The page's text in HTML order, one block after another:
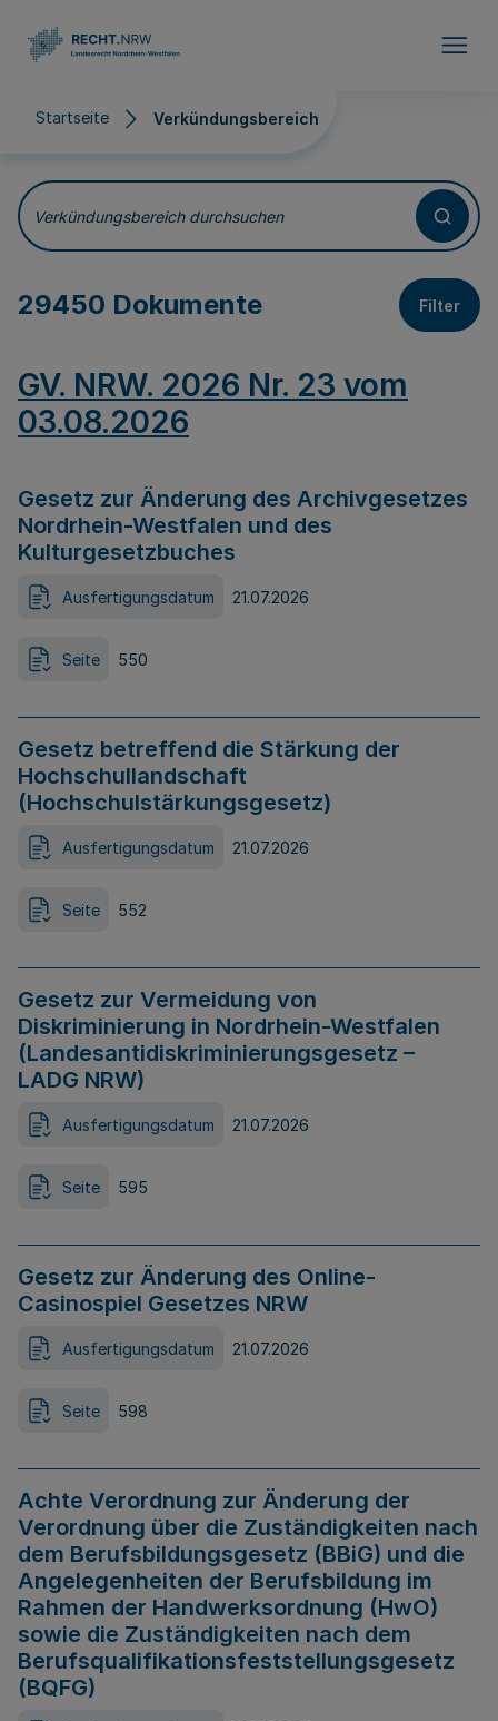
Startseite Verkündungsbereich
Verkündungsbereich
Verkündungsbereich durchsuchen
29450 Dokumente Filter
GV. NRW. 2026 Nr. 23 vom
03.08.2026
Gesetz zur Änderung des Archivgesetzes
Nordrhein-Westfalen und des
Kulturgesetzbuches
Ausfertigungsdatum 21.07.2026
Seite 550
Gesetz betreffend die Stärkung der
Hochschullandschaft
(Hochschulstärkungsgesetz)
Ausfertigungsdatum 21.07.2026
Seite 552
Gesetz zur Vermeidung von
Diskriminierung in Nordrhein-Westfalen
(Landesantidiskriminierungsgesetz –
LADG NRW)
Ausfertigungsdatum 21.07.2026
Seite 595
Gesetz zur Änderung des Online-
Casinospiel Gesetzes NRW
Ausfertigungsdatum 21.07.2026
Seite 598
Achte Verordnung zur Änderung der
Verordnung über die Zuständigkeiten nach
dem Berufsbildungsgesetz (BBiG) und die
Angelegenheiten der Berufsbildung im
Rahmen der Handwerksordnung (HwO)
sowie die Zuständigkeiten nach dem
Berufsqualifikationsfeststellungsgesetz
(BQFG)